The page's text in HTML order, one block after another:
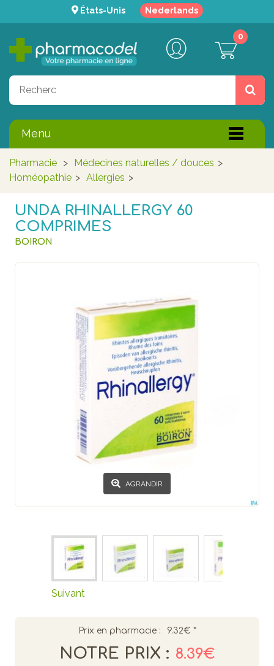
États-Unis Nederlands
0
Menu
Pharmacie > Médecines naturelles / douces >
Homéopathie > Allergies >
UNDA RHINALLERGY 60
COMPRIMES
BOIRON
AGRANDIR
Suivant
Prix en pharmacie : 9.32€ *
NOTRE PRIX : 8.39€